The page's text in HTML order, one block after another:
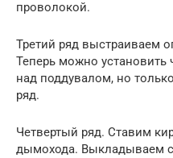
проволокой.
Третий ряд выстраиваем
Теперь можно установить
над поддувалом, но
ряд.
Четвертый ряд. Ставим
дымохода. Выкладываем